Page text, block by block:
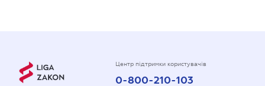
Центр підтримки користувачів
0-800-210-103